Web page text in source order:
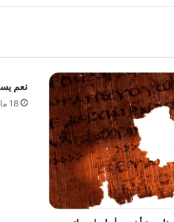
نعم
18 مايو، 2014